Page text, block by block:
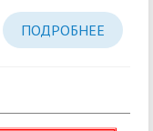
ПОДРОБНЕЕ